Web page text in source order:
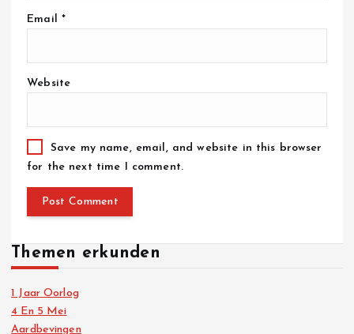
Email *
Website
Save my name, email, and website in this browser
for the next time I comment.
Themen erkunden
1 Jaar Oorlog
4 En 5 Mei
Aardbevingen